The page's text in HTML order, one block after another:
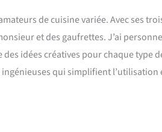
de cuisine variée. Avec ses
et des gaufrettes. J’ai
idées créatives pour chaque type
qui simplifient